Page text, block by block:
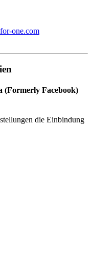
one.com
(Formerly Facebook)
die Einbindung